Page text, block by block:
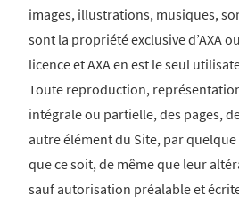
images, illustrations, musiques,
sont la propriété exclusive d’AXA
licence et AXA en est le seul
Toute reproduction,
intégrale ou partielle, des pages,
autre élément du Site, par
que ce soit, de même que leur
sauf autorisation préalable et écrite